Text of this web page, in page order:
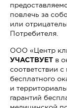
повлечь за
или
Потребителя.
ООО «Центр
УЧАСТВУЕТ в
соответствии
бесплатного
и
гарантий
медицинской